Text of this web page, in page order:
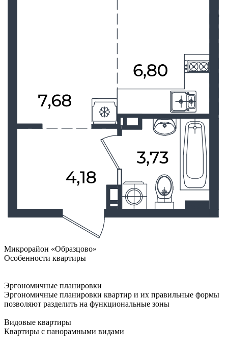
Микрорайон «Образцово»
Особенности квартиры
Эргономичные планировки
Эргономичные планировки квартир и их правильные формы
позволяют разделить на функциональные зоны
Видовые квартиры
Квартиры с панорамными видами